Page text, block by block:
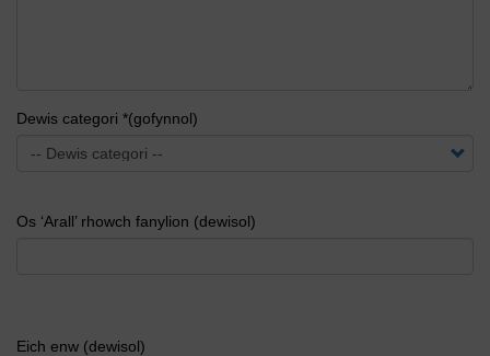
Dewis categori *(gofynnol)
Os ‘Arall’ rhowch fanylion (dewisol)
Eich enw (dewisol)